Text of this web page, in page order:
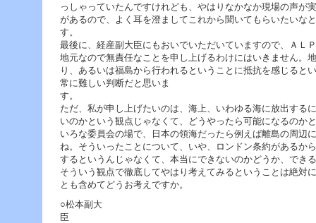
っしゃっていたんですけれども、やはりなかなか現場の声が
があるので、よく耳を澄ましてこれから聞いてもらいたいな
最後に、経産副大臣にもおいでいただいていますので、ＡＬ
地元なので無責任なことを申し上げるわけにはいきません。
り、あるいは福島から行われるということに抵抗を感じると
常に難しい判断だと思いま
ただ、私が申し上げたいのは、海上、いわゆる海に放出する
いのかという観点じゃなくて、どうやったら可能になるのか
いろな委員会の場で、日本の領海だったら例えば離島の周辺
ね。そういったことについて、いや、ロンドン条約があるか
するというんじゃなくて、本当にできないのかどうか、でき
そういう観点で徹底してやはり考えてみるということは絶対
とも含めてどうお考えですか。
○松本副大